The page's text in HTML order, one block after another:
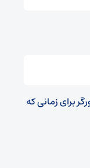
برای زمانی که